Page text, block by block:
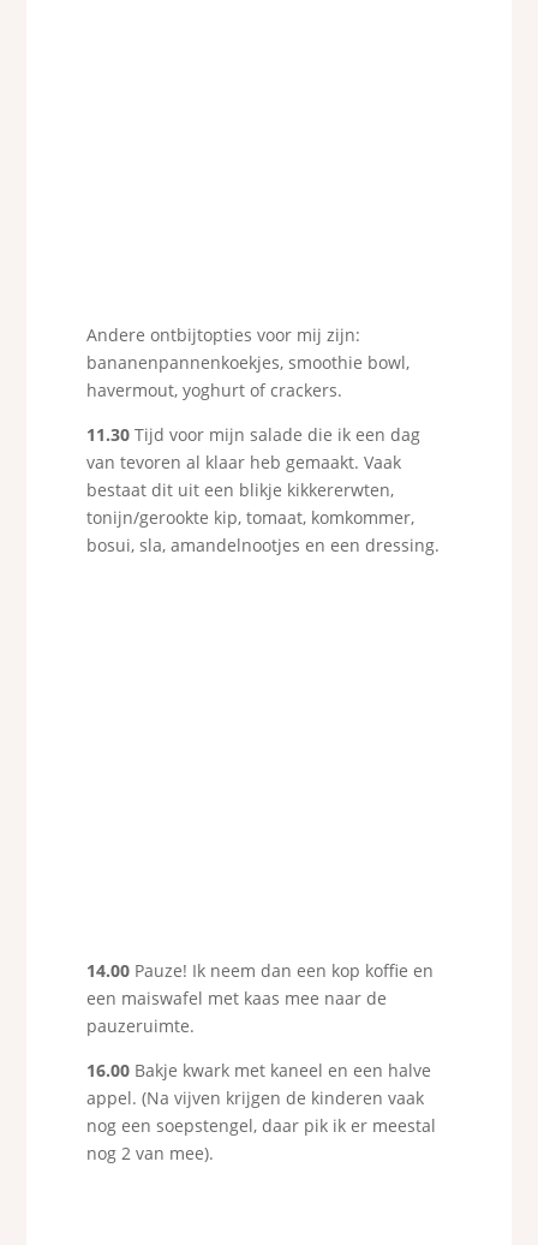
Andere ontbijtopties voor mij zijn:
bananenpannenkoekjes, smoothie bowl,
havermout, yoghurt of crackers.
11.30 Tijd voor mijn salade die ik een dag
van tevoren al klaar heb gemaakt. Vaak
bestaat dit uit een blikje kikkererwten,
tonijn/gerookte kip, tomaat, komkommer,
bosui, sla, amandelnootjes en een dressing.
14.00 Pauze! Ik neem dan een kop koffie en
een maiswafel met kaas mee naar de
pauzeruimte.
16.00 Bakje kwark met kaneel en een halve
appel. (Na vijven krijgen de kinderen vaak
nog een soepstengel, daar pik ik er meestal
nog 2 van mee).